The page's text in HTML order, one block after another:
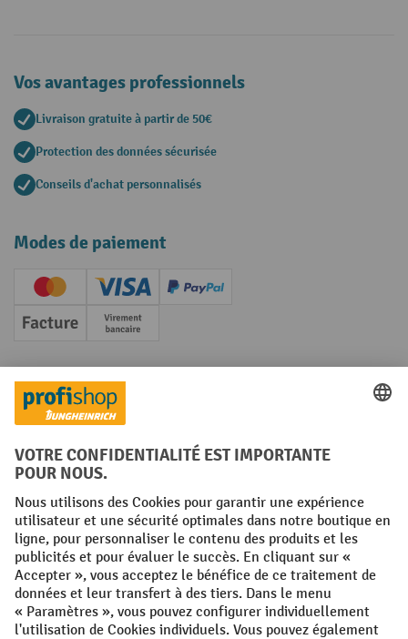
Vos avantages professionnels
Livraison gratuite à partir de 50€
Protection des données sécurisée
Conseils d'achat personnalisés
Modes de paiement
Creditcard (Master)Creditcard (Visa)
PayPal
Facture Paiement anticipé
Réseaux sociaux
Facebook
YouTube
LinkedInInstagram
Conditions générales Mentions légales
Protection des Données Politique de cookies
All prices excl. VAT plusshipping costsand possible delivery charges,
if not stated otherwise.